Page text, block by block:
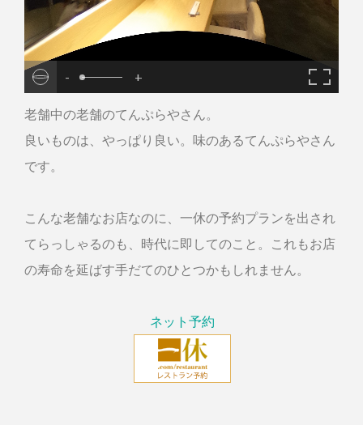
- +
老舗中の老舗のてんぷらやさん。
良いものは、やっぱり良い。味のあるてんぷらやさん
です。
こんな老舗なお店なのに、一休の予約プランを出され
てらっしゃるのも、時代に即してのこと。これもお店
の寿命を延ばす手だてのひとつかもしれません。
ネット予約